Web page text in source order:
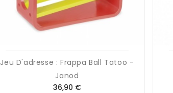
Jeu D'adresse : Frappa Ball Tatoo -
Janod
36,90 €Prix